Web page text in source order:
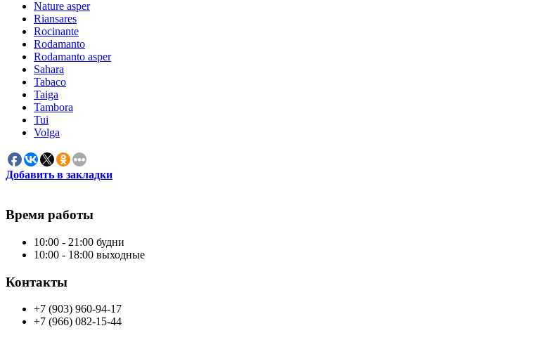
Nature asper
Riansares
Rocinante
Rodamanto
Rodamanto asper
Sahara
Tabaco
Taiga
Tambora
Tui
Volga
Добавить в закладки
Время работы
10:00 - 21:00 будни
10:00 - 18:00 выходные
Контакты
+7 (903) 960-94-17
+7 (966) 082-15-44